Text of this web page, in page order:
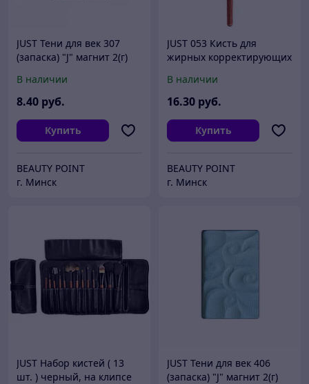
JUST Тени для век 307
(запаска) "J" магнит 2(г)
В наличии
8.40 руб.
Купить
BEAUTY POINT
г. Минск
JUST 053 Кисть для
жирных корректирующих
В наличии
16.30 руб.
Купить
BEAUTY POINT
г. Минск
JUST Набор кистей ( 13
шт. ) черный, на клипсе
JUST Тени для век 406
(запаска) "J" магнит 2(г)